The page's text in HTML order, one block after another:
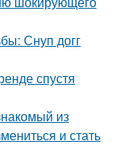
Снуп догг
спустя
из
и стать